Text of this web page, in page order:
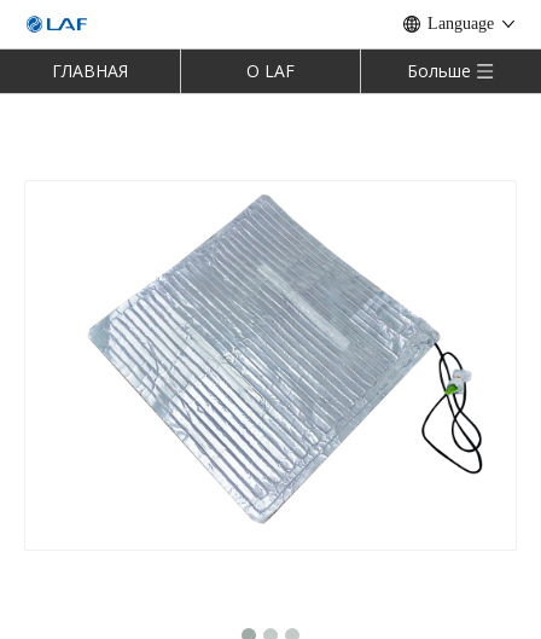
Language
ГЛАВНАЯ О LAF Больше